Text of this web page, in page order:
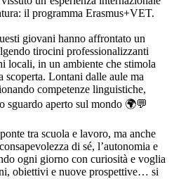
il programma Erasmus+VET.
giovani hanno affrontato un
tirocini professionalizzanti
locali, in un ambiente che stimola
scoperta. Lontani dalle aule ma
competenze linguistiche,
aperto sul mondo 🌍💬
tra scuola e lavoro, ma anche
di sé, l’autonomia e
ogni giorno con curiosità e voglia
obiettivi e nuove prospettive… si